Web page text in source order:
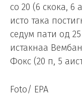
со 20 (6 скока, 6
исто така
седум пати од
истакнаа
Фокс (20 п, 5
Foto/ EPA